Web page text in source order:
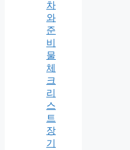
차
와
준
비
물
체
크
리
스
트
장
기